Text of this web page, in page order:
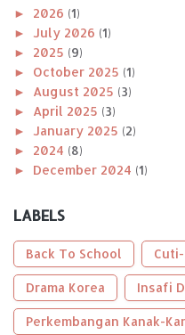
► 2026 (1)
► July 2026 (1)
► 2025 (9)
► October 2025 (1)
► August 2025 (3)
► April 2025 (3)
► January 2025 (2)
► 2024 (8)
► December 2024 (1)
► October 2024
► April 2024 (1)
►January 2024(2)
►2023 (56)
►December 2023(2)
►October 2023 (2)
LABELS
Back To School
Drama Korea Insafi
Perkembangan Kanak-